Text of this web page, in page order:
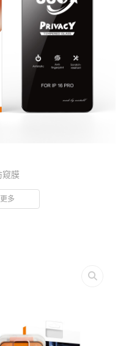
窥膜
多